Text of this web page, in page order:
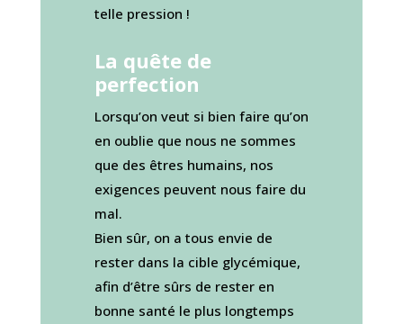
telle pression !
La quête de
perfection
Lorsqu’on veut si bien faire qu’on
en oublie que nous ne sommes
que des êtres humains, nos
exigences peuvent nous faire du
mal.
Bien sûr, on a tous envie de
rester dans la cible glycémique,
afin d’être sûrs de rester en
bonne santé le plus longtemps